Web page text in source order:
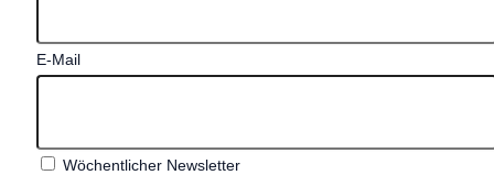
E-Mail
Wöchentlicher Newsletter